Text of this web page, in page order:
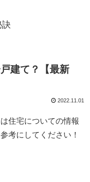
建て？【最新
2022.11.01
住宅についての情報
考にしてください！